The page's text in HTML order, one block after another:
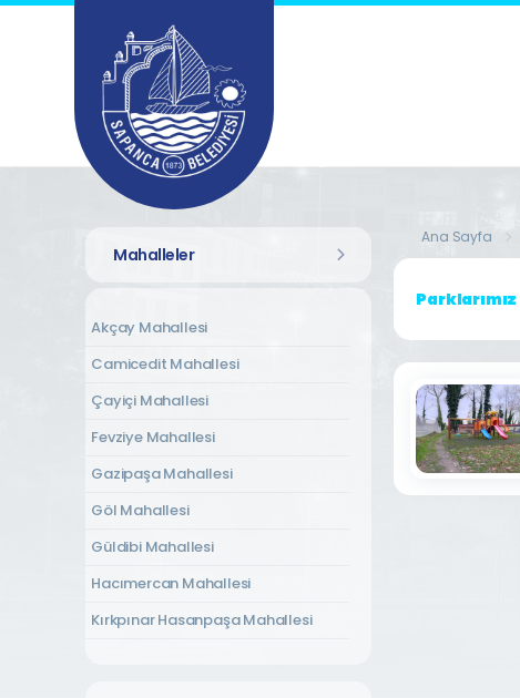
Mahalleler
Akçay Mahallesi
Camicedit Mahallesi
Çayiçi Mahallesi
Fevziye Mahallesi
Gazipaşa Mahallesi
Göl Mahallesi
Güldibi Mahallesi
Hacımercan Mahallesi
Kırkpınar Hasanpaşa Mahallesi
Ana Sayfa
Parklarımız